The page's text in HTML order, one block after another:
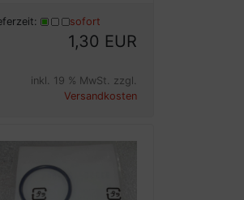
sofort
1,30 EUR
inkl. 19 % MwSt. zzgl.
Versandkosten